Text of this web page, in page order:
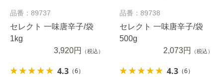
品番：89737
セレクト 一味唐辛子/袋
1kg
3,920円
（税込）
4.3 （6）
品番：89738
セレクト 一味唐辛子/袋
500g
2,073円
（税込）
4.3 （6）